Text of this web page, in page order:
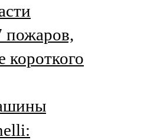
пожаров,
короткого